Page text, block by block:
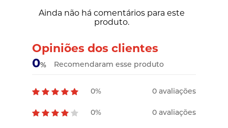
Ainda não há comentários para este
produto.
Opiniões dos clientes
0% Recomendaram esse produto
0% 0 avaliações
0% 0 avaliações